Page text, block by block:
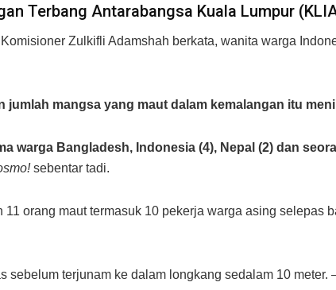
Terbang Antarabangsa Kuala Lumpur
Zulkifli Adamshah berkata, wanita warga
jumlah mangsa yang maut dalam kemalangan itu
warga Bangladesh, Indonesia (4), Nepal (2) dan
sebentar tadi.
11 orang maut termasuk 10 pekerja warga asing selepas
sebelum terjunam ke dalam longkang sedalam 10 meter.